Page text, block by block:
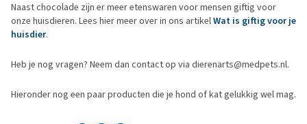
Naast chocolade zijn er meer etenswaren voor mensen giftig voor
onze huisdieren. Lees hier meer over in ons artikelWat is giftig voor je
huisdier.
Heb je nog vragen? Neem dan contact op via dierenarts@medpets.nl.
Hieronder nog een paar producten die je hond of kat gelukkig wel mag.